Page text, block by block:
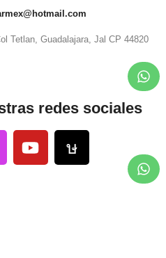
Tetlan, Guadalajara, Jal CP 44820
redes sociales